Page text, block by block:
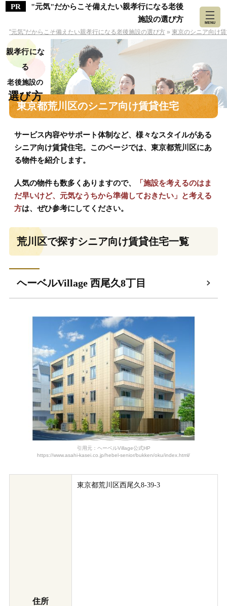
"元気"だからこそ備えたい親孝行になる老後
施設の選び方
"元気"だからこそ備えたい親孝行になる老後施設の選び方 » 東京のシニア向け
親孝行にな
る
老後施設の
選び方
MENU
東京都荒川区のシニア向け賃貸住宅
サービス内容やサポート体制など、様々なスタイルがある
シニア向け賃貸住宅。このページでは、東京都荒川区にあ
る物件を紹介します。
人気の物件も数多くありますので、
「施設を考えるのはま
だ早いけど、元気なうちから準備しておきたい」と考える
方は、ぜひ参考にしてください。
荒川区で探すシニア向け賃貸住宅一覧
ヘーベルVillage 西尾久8丁目
引用元：ヘーベルVillage公式HP
https://www.asahi-kasei.co.jp/hebel-senior/bukken/oku/index.html/
住所
東京都荒川区西尾久8-39-3